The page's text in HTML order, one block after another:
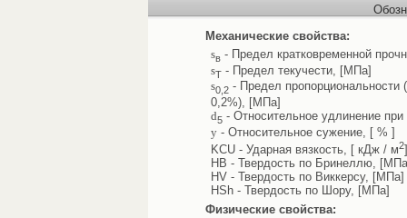
Механические свойства:
sв - Предел кратковременной
sТ- Предел текучести, [МПа]
s0,2- Предел пропорциональности
0,2%), [МПа]
d5- Относительное удлинение
y- Относительное сужение, [ % ]
KCU - Ударная вязкость, [ кДж / м2]
HB - Твердость по Бринеллю,
HV - Твердость по Виккерсу, [МПа]
HSh - Твердость по Шору, [МПа]
Физические свойства: